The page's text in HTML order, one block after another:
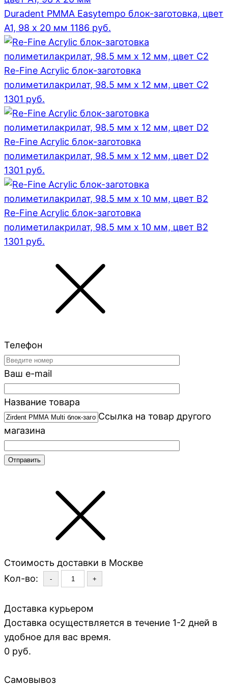
Duradent PMMA Easytempo блок-заготовка, цвет
А1, 98 x 20 мм 1186 руб.
Re-Fine Acrylic блок-заготовка
полиметилакрилат, 98.5 мм x 12 мм, цвет C2
1301 руб.
Re-Fine Acrylic блок-заготовка
полиметилакрилат, 98.5 мм x 12 мм, цвет D2
1301 руб.
Re-Fine Acrylic блок-заготовка
полиметилакрилат, 98.5 мм x 10 мм, цвет B2
1301 руб.
Телефон
Ваш e-mail
Название товара
Ссылка на товар другого
магазина
Стоимость доставки в Москве
Кол-во:
- +
Доставка курьером
Доставка осуществляется в течение 1-2 дней в
удобное для вас время.
0 руб.
Самовывоз